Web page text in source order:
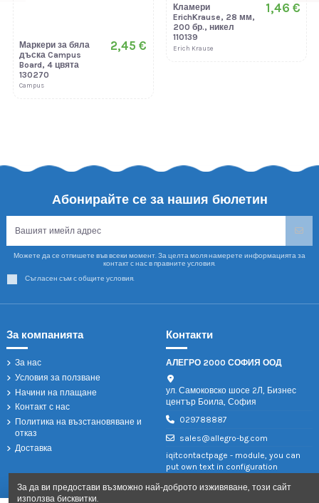
Маркери за бяла
дъска Campus
Board, 4 цвята
130270
Campus
2,45 €
Кламери
ErichKrause, 28 мм,
200 бр., никел
110139
Erich Krause
1,46 €
Абонирайте се за нашия бюлетин
Можете да се отпишете във всеки момент. За целта моля намерете информацията за
контакт с нас в правните условия.
Съгласен съм с общите условия.
За компанията
За нас
Условия за ползване
Начини на плащане
Контакт с нас
Политика на възстановяване и
отказ
Доставка
Контакти
АЛЕГРО 2000 СОФИЯ ООД
ул. Самоковско шосе 2Л, Бизнес
център Боила, София
029788887
sales@allegro-bg.com
iqitcontactpage - module, you can
put own text in configuration
За да ви предостави възможно най-доброто изживяване, този сайт
използва бисквитки.